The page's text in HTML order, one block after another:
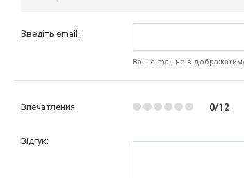
Введіть email:
Ваш e-mail не
Впечатления 0/12
Відгук: